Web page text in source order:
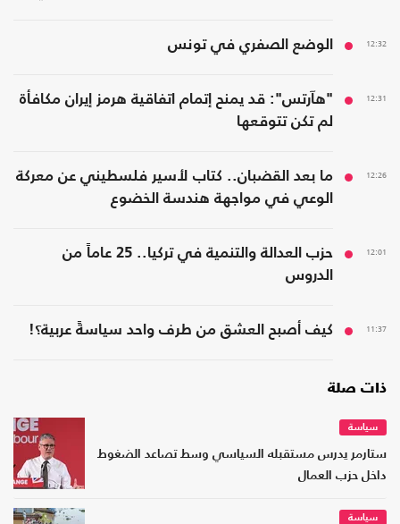
12:32 الوضع الصفري في تونس
12:31
"هآرتس": قد يمنح إتمام اتفاقية هرمز إيران مكافأة
لم تكن تتوقعها
12:26
ما بعد القضبان.. كتاب لأسير فلسطيني عن معركة
الوعي في مواجهة هندسة الخضوع
12:01
حزب العدالة والتنمية في تركيا.. 25 عاماً من
الدروس
11:37 كيف أصبح العشق من طرف واحد سياسةً عربية؟!
ذات صلة
سياسة
ستارمر يدرس مستقبله السياسي وسط تصاعد الضغوط
داخل حزب العمال
سياسة